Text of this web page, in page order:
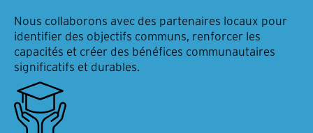
Nous collaborons avec des partenaires locaux pour
identifier des objectifs communs, renforcer les
capacités et créer des bénéfices communautaires
significatifs et durables.